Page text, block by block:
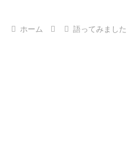
ホーム 語ってみました